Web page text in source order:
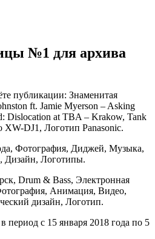
№1 для архива
публикации: Знаменитая
ft. Jamie Myerson – Asking
Dislocation at TBA – Krakow, Tank
XW-DJ1, Логотип Panasonic.
Фотография, Диджей, Музыка,
Дизайн, Логотипы.
Drum & Bass, Электронная
Анимация, Видео,
дизайн, Логотип.
с 15 января 2018 года по 5